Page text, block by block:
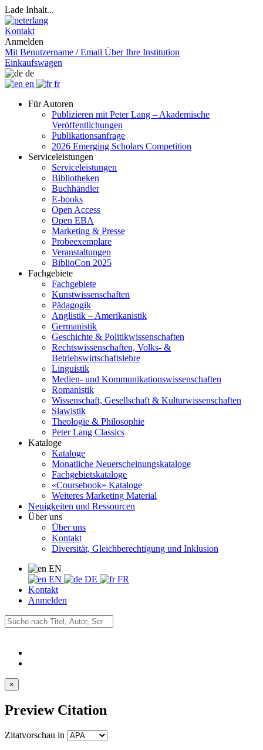
Lade Inhalt...
Kontakt
Anmelden
Mit Benutzername / Email Über Ihre Institution
Einkaufswagen
de
en
fr
Für Autoren
Publizieren mit Peter Lang – Akademische
Veröffentlichungen
Publikationsanfrage
2026 Emerging Scholars Competition
Serviceleistungen
Serviceleistungen
Bibliotheken
Buchhändler
E-books
Open Access
Open EBA
Marketing & Presse
Probeexemplare
Veranstaltungen
BiblioCon 2025
Fachgebiete
Fachgebiete
Kunstwissenschaften
Pädagogik
Anglistik – Amerikanistik
Germanistik
Geschichte & Politikwissenschaften
Rechtswissenschaften, Volks- &
Betriebswirtschaftslehre
Linguistik
Medien- und Kommunikationswissenschaften
Romanistik
Wissenschaft, Gesellschaft & Kulturwissenschaften
Slawistik
Theologie & Philosophie
Peter Lang Classics
Kataloge
Kataloge
Monatliche Neuerscheinungskataloge
Fachgebietskataloge
«Coursebook» Kataloge
Weiteres Marketing Material
Neuigkeiten und Ressourcen
Über uns
Über uns
Kontakt
Diversität, Gleichberechtigung und Inklusion
EN
EN
DE
FR
Kontakt
Anmelden
×
Preview Citation